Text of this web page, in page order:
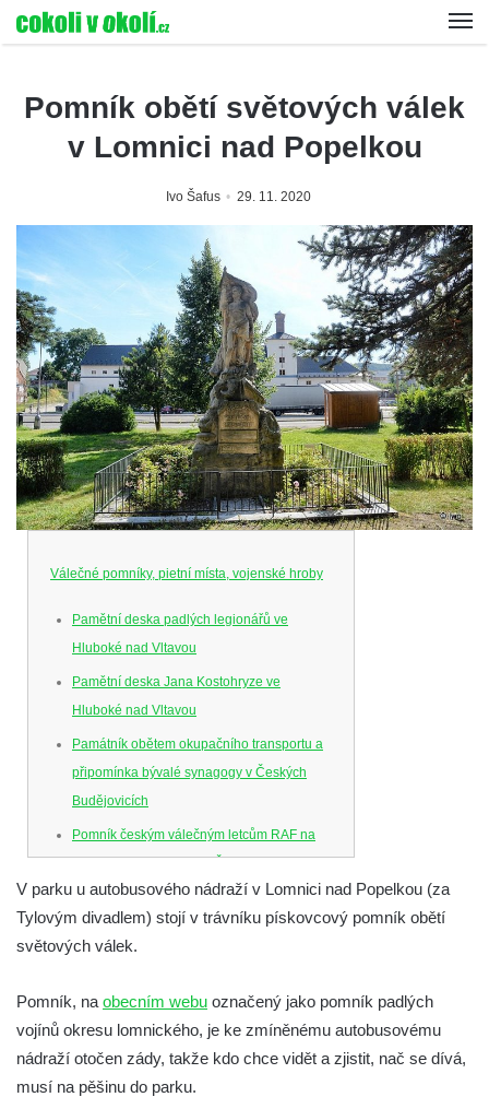
Pomník obětí světových válek
v Lomnici nad Popelkou
Ivo Šafus 29. 11. 2020
Válečné pomníky, pietní místa, vojenské hroby
Pamětní deska padlých legionářů ve
Hluboké nad Vltavou
Pamětní deska Jana Kostohryze ve
Hluboké nad Vltavou
Památník obětem okupačního transportu a
připomínka bývalé synagogy v Českých
Budějovicích
Pomník českým válečným letcům RAF na
Senovážném náměstí v Českých
Budějovicích
Pamětní deska Jana Zelenky-Hajského v
Budějovické ulici na domě čp. 19 v
Kenotaf Šimona Valhy na starém hřbitově v
Kenotaf Václava B. Hájka na starém
V parku u autobusového nádraží v Lomnici nad Popelkou (za
Tylovým divadlem) stojí v trávníku pískovcový pomník obětí
světových válek.
Pomník, na obecním webu označený jako pomník padlých
vojínů okresu lomnického, je ke zmíněnému autobusovému
nádraží otočen zády, takže kdo chce vidět a zjistit, nač se dívá,
musí na pěšinu do parku.